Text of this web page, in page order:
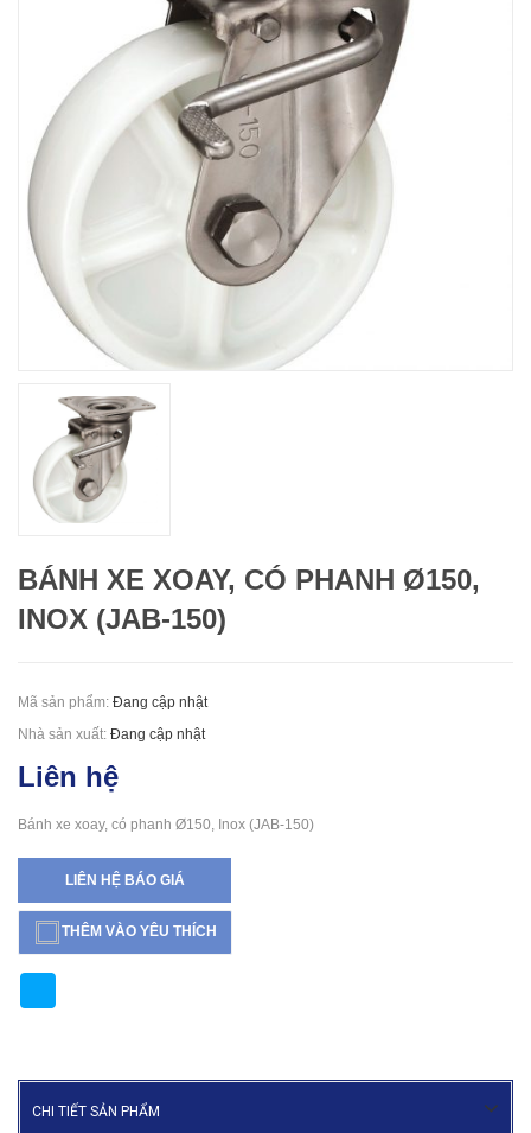
BÁNH XE XOAY, CÓ PHANH Ø150,
INOX (JAB-150)
Mã sản phẩm: Đang cập nhật
Nhà sản xuất: Đang cập nhật
Liên hệ
Bánh xe xoay, có phanh Ø150, Inox (JAB-150)
LIÊN HỆ BÁO GIÁ
THÊM VÀO YÊU THÍCH
CHI TIẾT SẢN PHẨM